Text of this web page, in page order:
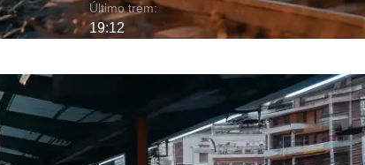
Último trem:
19:12